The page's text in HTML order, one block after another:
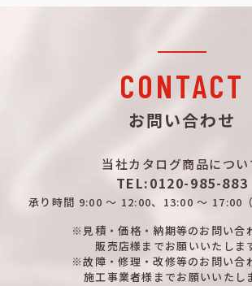
CONTACT
お問い合わせ
当社カタログ商品につい
TEL:0120-985-883
承り時間 9:00 ～ 12:00、13:00 ～ 17:00
※見積・価格・納期等のお問い合
販売店様までお願いいたしま
※故障・修理・改修等のお問い合
施工事業者様までお願いいたし